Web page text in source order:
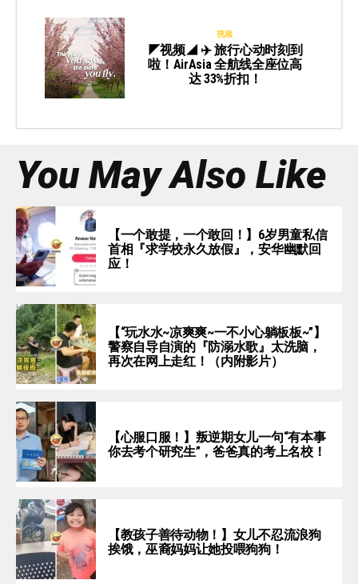
视频
◤视频◢ ✈️ 旅行心动时刻到
啦！AirAsia 全航线全座位高
达 33%折扣！
You May Also Like
【一个敢提，一个敢回！】6岁男童私信
首相『求学校永久放假』，安华幽默回
应！
【“玩水水~凉爽爽~一不小心躺板板~”】
警察自导自演的『防溺水歌』太洗脑，
再次在网上走红！（内附影片）
【心服口服！】叛逆期女儿一句“有本事
你去考个研究生”，爸爸真的考上名校！
【教孩子善待动物！】女儿不忍流浪狗
挨饿，巫裔妈妈让她投喂狗狗！